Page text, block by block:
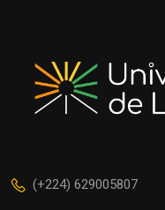
(+224) 629005807